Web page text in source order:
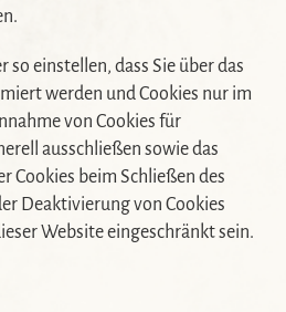
so einstellen, dass Sie über das
werden und Cookies nur im
von Cookies für
ausschließen sowie das
Cookies beim Schließen des
Deaktivierung von Cookies
Website eingeschränkt sein.